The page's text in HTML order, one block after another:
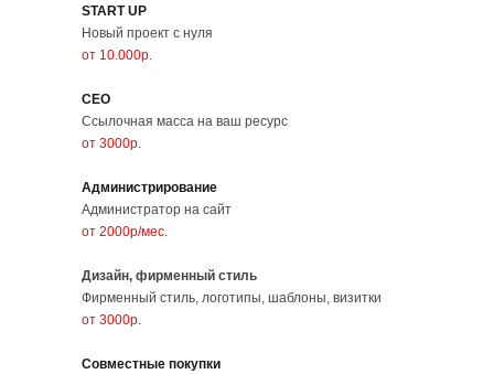
START UP
Новый проект с нуля
от 10.000р.
СЕО
Ссылочная масса на ваш ресурс
от 3000р.
Администрирование
Администратор на сайт
от 2000р/мес.
Дизайн, фирменный стиль
Фирменный стиль, логотипы, шаблоны, визитки
от 3000р.
Совместные покупки